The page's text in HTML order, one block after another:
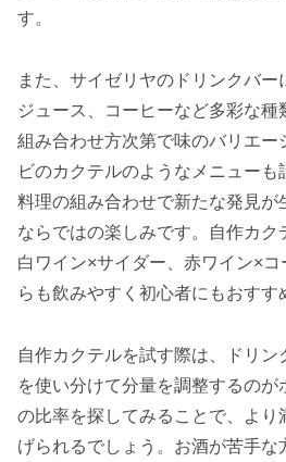
す。
また、サイゼリヤのドリンクバ
ジュース、コーヒーなど多彩な種
組み合わせ方次第で味のバリエー
ビのカクテルのようなメニューも
料理の組み合わせで新たな発見が
ならではの楽しみです。自作カク
白ワイン×サイダー、赤ワイン×
らも飲みやすく初心者にもおすす
自作カクテルを試す際は、ドリン
を使い分けて分量を調整するの
の比率を探してみることで、より
げられるでしょう。お酒が苦手な